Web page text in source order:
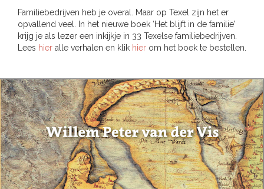
Familiebedrijven heb je overal. Maar op Texel zijn het er
opvallend veel. In het nieuwe boek ‘Het blijft in de familie’
krijg je als lezer een inkijkje in 33 Texelse familiebedrijven.
Lees hier alle verhalen en klik hier om het boek te bestellen.